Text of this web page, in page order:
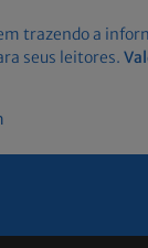
trazendo a
seus leitores.